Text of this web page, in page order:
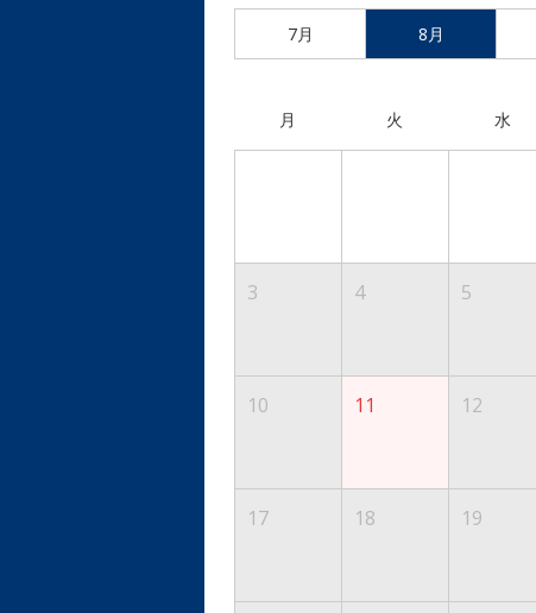
7月 8月
月 火 水
3 4 5
10 11 12
17 18 19